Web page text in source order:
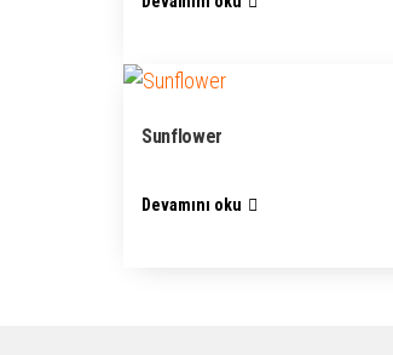
Sunflower
Devamını oku